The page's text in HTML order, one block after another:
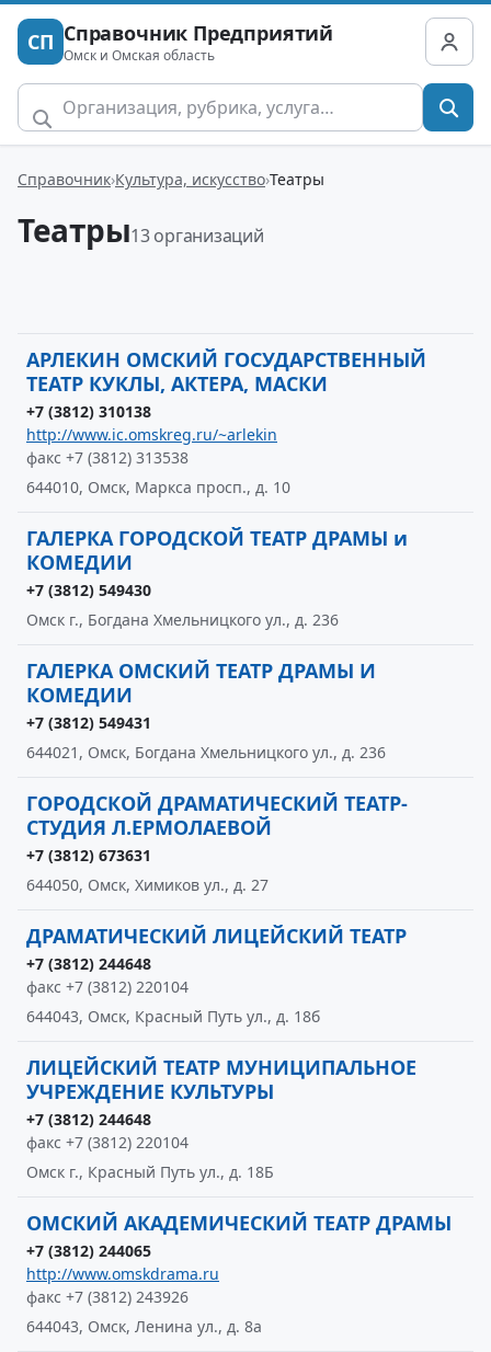
СП Справочник Предприятий
Омск и Омская область
Справочник Культура, искусство Театры
Театры13 организаций
АРЛЕКИН ОМСКИЙ ГОСУДАРСТВЕННЫЙ
ТЕАТР КУКЛЫ, АКТЕРА, МАСКИ
+7 (3812) 310138
http://www.ic.omskreg.ru/~arlekin
факс +7 (3812) 313538
644010, Омск, Маркса просп., д. 10
ГАЛЕРКА ГОРОДСКОЙ ТЕАТР ДРАМЫ и
КОМЕДИИ
+7 (3812) 549430
Омск г., Богдана Хмельницкого ул., д. 236
ГАЛЕРКА ОМСКИЙ ТЕАТР ДРАМЫ И
КОМЕДИИ
+7 (3812) 549431
644021, Омск, Богдана Хмельницкого ул., д. 236
ГОРОДСКОЙ ДРАМАТИЧЕСКИЙ ТЕАТР-
СТУДИЯ Л.ЕРМОЛАЕВОЙ
+7 (3812) 673631
644050, Омск, Химиков ул., д. 27
ДРАМАТИЧЕСКИЙ ЛИЦЕЙСКИЙ ТЕАТР
+7 (3812) 244648
факс +7 (3812) 220104
644043, Омск, Красный Путь ул., д. 18б
ЛИЦЕЙСКИЙ ТЕАТР МУНИЦИПАЛЬНОЕ
УЧРЕЖДЕНИЕ КУЛЬТУРЫ
+7 (3812) 244648
факс +7 (3812) 220104
Омск г., Красный Путь ул., д. 18Б
ОМСКИЙ АКАДЕМИЧЕСКИЙ ТЕАТР ДРАМЫ
+7 (3812) 244065
http://www.omskdrama.ru
факс +7 (3812) 243926
644043, Омск, Ленина ул., д. 8а